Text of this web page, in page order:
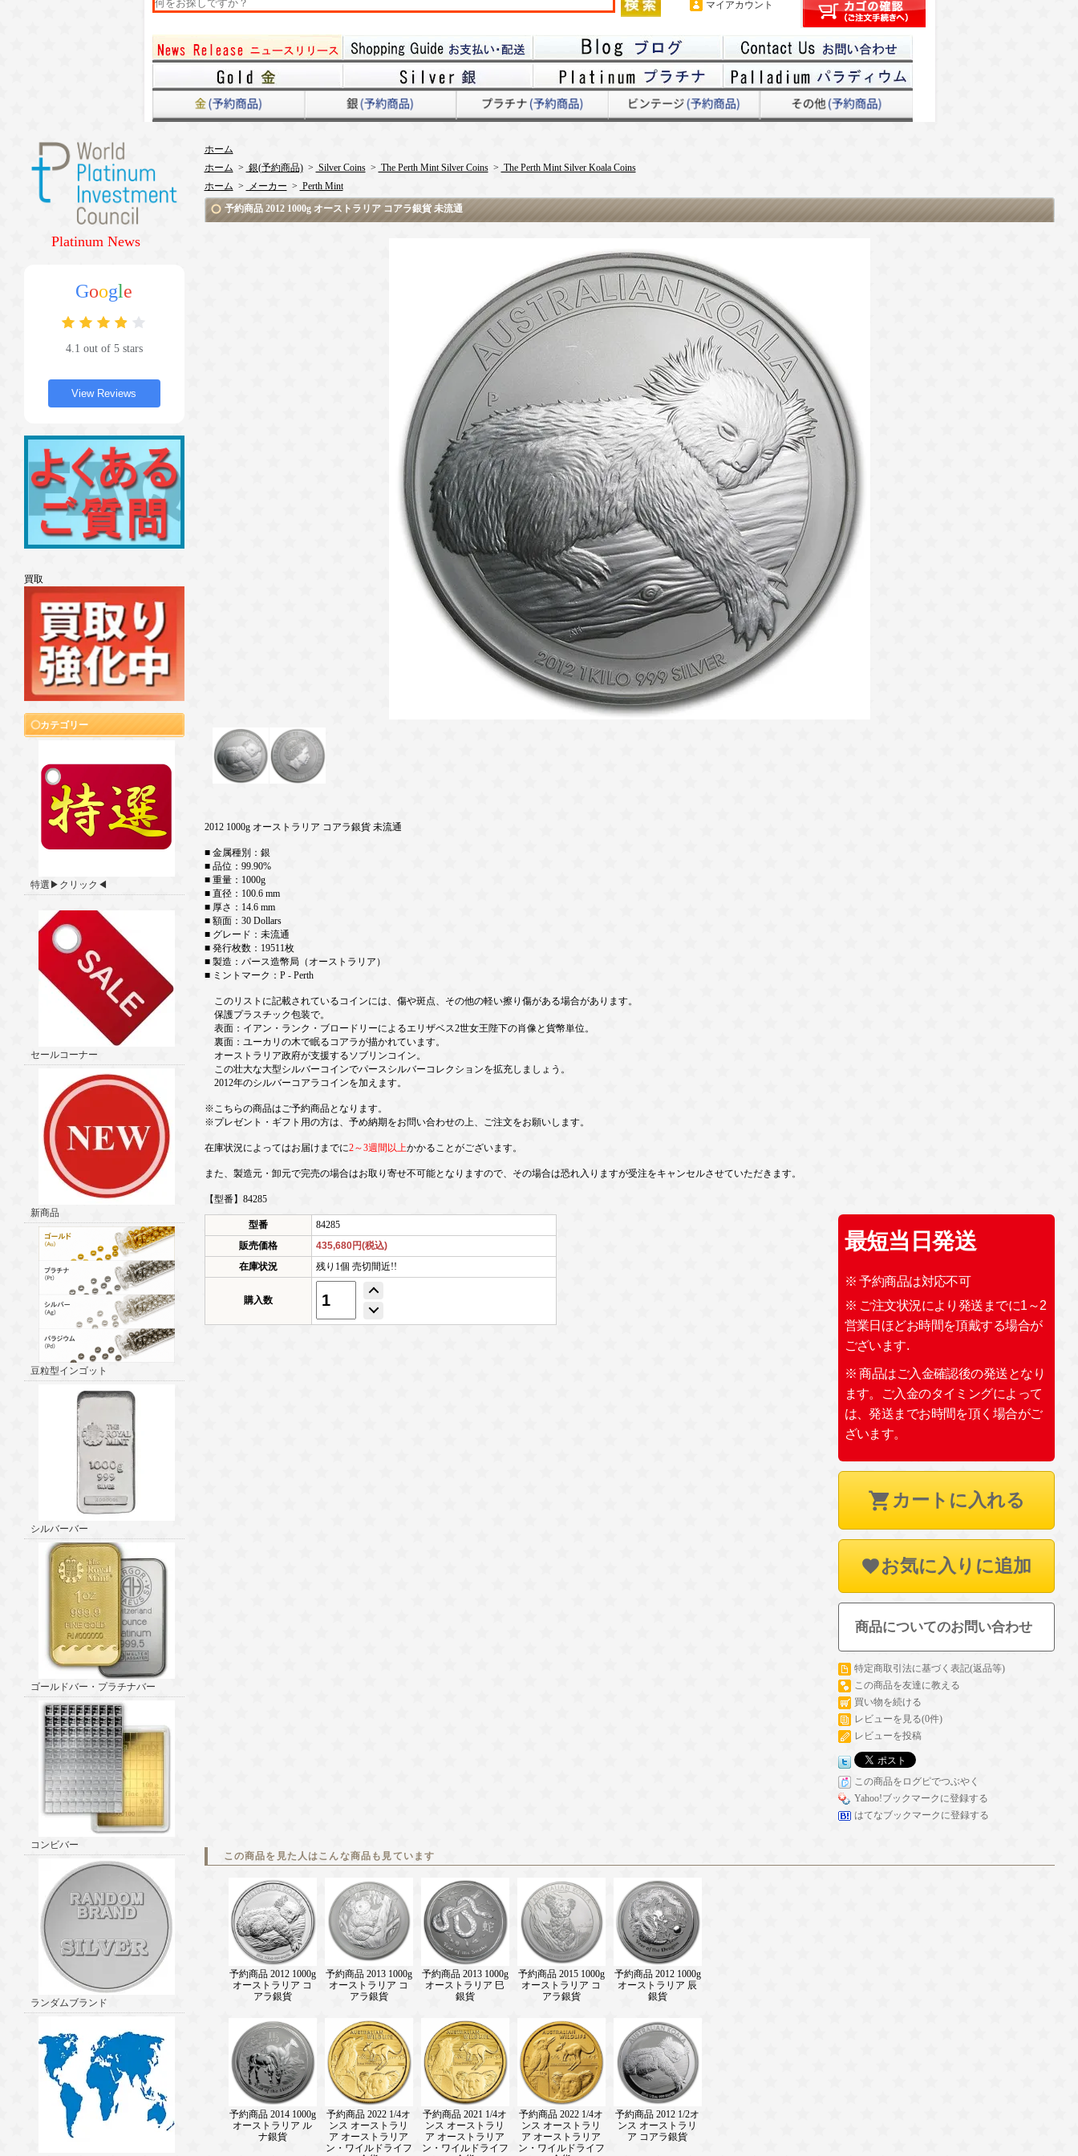
マイアカウント
Platinum News
Google
4.1 out of 5 stars
View Reviews
買取
カテゴリー
特選▶クリック◀
セールコーナー
新商品
豆粒型インゴット
シルバーバー
ゴールドバー・プラチナバー
コンビバー
ランダムブランド
ホーム
ホーム > 銀(予約商品)> Silver Coins> The Perth Mint Silver Coins> The Perth Mint Silver Koala Coins
ホーム > メーカー > Perth Mint
予約商品 2012 1000g オーストラリア コアラ銀貨 未流通
2012 1000g オーストラリア コアラ銀貨 未流通
■ 金属種別：銀
■ 品位：99.90%
■ 重量：1000g
■ 直径：100.6 mm
■ 厚さ：14.6 mm
■ 額面：30 Dollars
■ グレード：未流通
■ 発行枚数：19511枚
■ 製造：パース造幣局（オーストラリア）
■ ミントマーク：P - Perth
このリストに記載されているコインには、傷や斑点、その他の軽い擦り傷がある場合があります。
保護プラスチック包装で。
表面：イアン・ランク・ブロードリーによるエリザベス2世女王陛下の肖像と貨幣単位。
裏面：ユーカリの木で眠るコアラが描かれています。
オーストラリア政府が支援するソブリンコイン。
この壮大な大型シルバーコインでパースシルバーコレクションを拡充しましょう。
2012年のシルバーコアラコインを加えます。
※こちらの商品はご予約商品となります。
※プレゼント・ギフト用の方は、予め納期をお問い合わせの上、ご注文をお願いします。
在庫状況によってはお届けまでに2～3週間以上かかることがございます。
また、製造元・卸元で完売の場合はお取り寄せ不可能となりますので、その場合は恐れ入りますが受注をキャンセルさせていただきます。
【型番】84285
型番
84285
販売価格
435,680円(税込)
在庫状況
残り1個 売切間近!!
購入数
最短当日発送
※ 予約商品は対応不可
※ ご注文状況により発送までに1～2
営業日ほどお時間を頂戴する場合が
ございます.
※ 商品はご入金確認後の発送となり
ます。ご入金のタイミングによって
は、発送までお時間を頂く場合がご
ざいます。
カートに入れる
お気に入りに追加
商品についてのお問い合わせ
特定商取引法に基づく表記(返品等)
この商品を友達に教える
買い物を続ける
レビューを見る(0件)
レビューを投稿
この商品をログピでつぶやく
Yahoo!ブックマークに登録する
はてなブックマークに登録する
この商品を見た人はこんな商品も見ています
予約商品 2012 1000g
オーストラリア コ
アラ銀貨
予約商品 2013 1000g
オーストラリア コ
アラ銀貨
予約商品 2013 1000g
オーストラリア 巳
銀貨
予約商品 2015 1000g
オーストラリア コ
アラ銀貨
予約商品 2012 1000g
オーストラリア 辰
銀貨
予約商品 2014 1000g
オーストラリア ル
ナ銀貨
予約商品 2022 1/4オ
ンス オーストラリ
ア オーストラリア
ン・ワイルドライフ
予約商品 2021 1/4オ
ンス オーストラリ
ア オーストラリア
ン・ワイルドライフ
予約商品 2022 1/4オ
ンス オーストラリ
ア オーストラリア
ン・ワイルドライフ
予約商品 2012 1/2オ
ンス オーストラリ
ア コアラ銀貨